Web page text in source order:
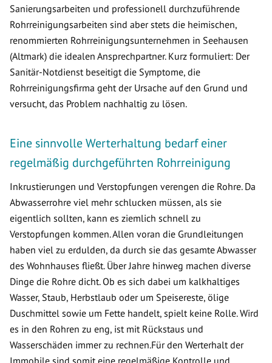
Sanierungsarbeiten und professionell durchzuführende
Rohrreinigungsarbeiten sind aber stets die heimischen,
renommierten Rohrreinigungsunternehmen in Seehausen
(Altmark) die idealen Ansprechpartner. Kurz formuliert: Der
Sanitär-Notdienst beseitigt die Symptome, die
Rohrreinigungsfirma geht der Ursache auf den Grund und
versucht, das Problem nachhaltig zu lösen.
Eine sinnvolle Werterhaltung bedarf einer
regelmäßig durchgeführten Rohrreinigung
Inkrustierungen und Verstopfungen verengen die Rohre. Da
Abwasserrohre viel mehr schlucken müssen, als sie
eigentlich sollten, kann es ziemlich schnell zu
Verstopfungen kommen. Allen voran die Grundleitungen
haben viel zu erdulden, da durch sie das gesamte Abwasser
des Wohnhauses fließt. Über Jahre hinweg machen diverse
Dinge die Rohre dicht. Ob es sich dabei um kalkhaltiges
Wasser, Staub, Herbstlaub oder um Speisereste, ölige
Duschmittel sowie um Fette handelt, spielt keine Rolle. Wird
es in den Rohren zu eng, ist mit Rückstaus und
Wasserschäden immer zu rechnen.Für den Werterhalt der